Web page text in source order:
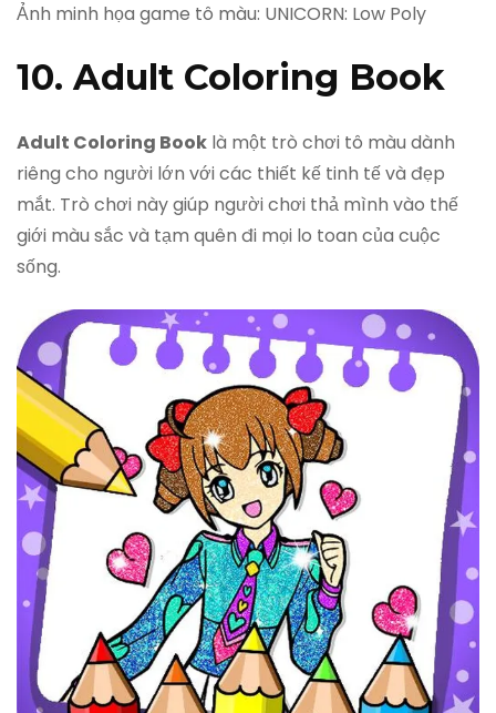
Ảnh minh họa game tô màu: UNICORN: Low Poly
10. Adult Coloring Book
Adult Coloring Book là một trò chơi tô màu dành
riêng cho người lớn với các thiết kế tinh tế và đẹp
mắt. Trò chơi này giúp người chơi thả mình vào thế
giới màu sắc và tạm quên đi mọi lo toan của cuộc
sống.